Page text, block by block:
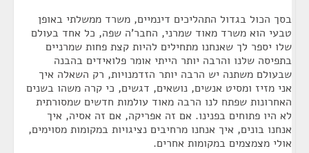
בסך הכול בגדול התהליכים דינמיים, משרד ממשלתי באופן
טבעי הוא משרד מאוד שמרני, החבר'ה שפה, כל אחד בעולם
שלו יספר לך שאנחנו מתחילים להיות קצת פחות שמרניים
בתפיסה שלנו והרבה יותר הייתי אומר פלואידים בהבנה
שבעולם משתנה יש הרבה יותר הזדמנויות, רק השאלה איך
אני מזיז ומסיט אנשים, נושאים, דגשים, כי קרה משהו בשנים
האחרונות שפתח לנו הרבה מאוד עולמות חדשים שמסורתית
לא היו פתוחים בפנינו. אם זה אפריקה, אם זה אסיה, איך
אנחנו בונים, איך אנחנו מרחיבים נציגויות במקומות מסוימים,
אולי מצמצמים במקומות אחרים.